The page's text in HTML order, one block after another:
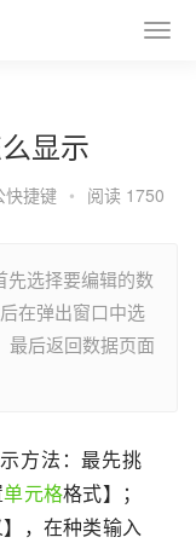
显示
快捷键 • 阅读 1750
先选择要编辑的数
在弹出窗口中选
最后返回数据页面
方法：最先挑
单元格格式】；
，在种类输入